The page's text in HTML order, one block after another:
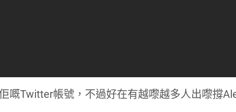
嘅Twitter帳號，不過好在有越嚟越多人出嚟撐